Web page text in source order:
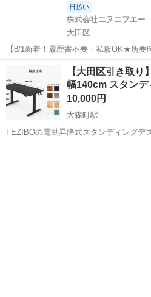
日払い
株式会社エヌエフエー
大田区
【8/1新着！履歴書不要・私服OK★所要
スタート！】夕方だけ/16‐23時/週1～5
受付サポート(1413) 【お仕事内容】 ・トラックで来場した方の受付対
応 ・...
その他
【大田区引き取り
幅140cm スタン
10,000円
大森町駅
FEZIBOの電動昇降式スタンディングデスクを